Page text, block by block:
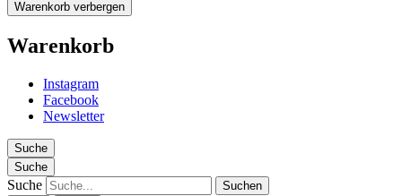
Warenkorb verbergen
Warenkorb
Instagram
Facebook
Newsletter
Suche
Suche
Suche